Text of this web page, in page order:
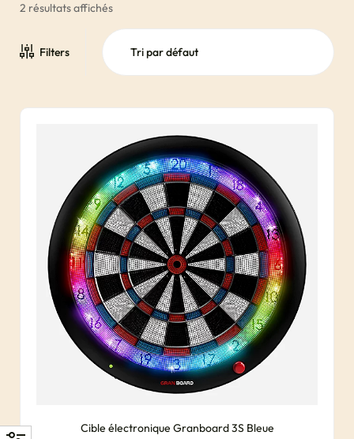
2 résultats affichés
Filters
Cible électronique Granboard 3S Bleue